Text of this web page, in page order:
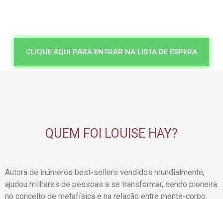
CLIQUE AQUI PARA ENTRAR NA LISTA DE ESPERA
QUEM FOI LOUISE HAY?
Autora de inúmeros best-sellers vendidos mundialmente,
ajudou milhares de pessoas a se transformar, sendo pioneira
no conceito de metafísica e na relação entre mente-corpo.